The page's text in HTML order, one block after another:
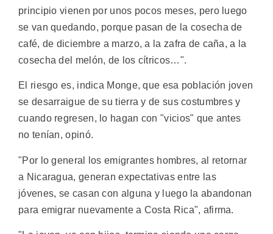
principio vienen por unos pocos meses, pero luego
se van quedando, porque pasan de la cosecha de
café, de diciembre a marzo, a la zafra de caña, a la
cosecha del melón, de los cítricos…".
El riesgo es, indica Monge, que esa población joven
se desarraigue de su tierra y de sus costumbres y
cuando regresen, lo hagan con "vicios" que antes
no tenían, opinó.
"Por lo general los emigrantes hombres, al retornar
a Nicaragua, generan expectativas entre las
jóvenes, se casan con alguna y luego la abandonan
para emigrar nuevamente a Costa Rica", afirma.